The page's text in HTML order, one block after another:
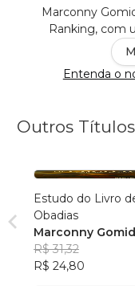
Marconny
Ranking, com
Entenda o
Outros
Estudo do Livro
Obadias
Marconny
R$ 31,32
R$ 24,80